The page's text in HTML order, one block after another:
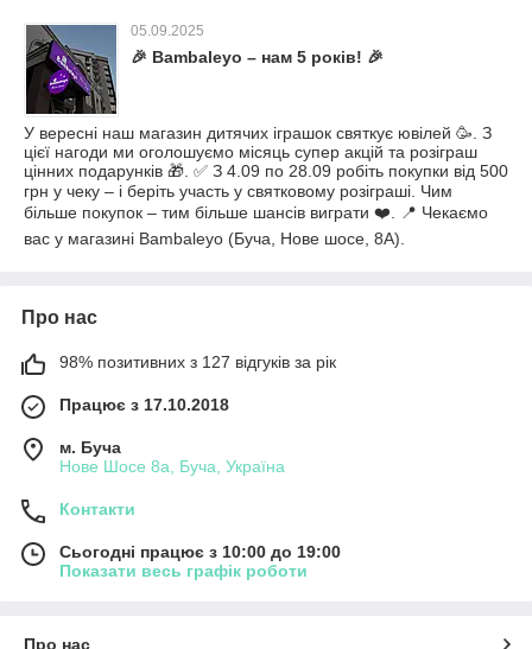
05.09.2025
🎉 Bambaleyo – нам 5 років! 🎉
У вересні наш магазин дитячих іграшок святкує ювілей 🥳. З
цієї нагоди ми оголошуємо місяць супер акцій та розіграш
цінних подарунків 🎁. ✅ З 4.09 по 28.09 робіть покупки від 500
грн у чеку – і беріть участь у святковому розіграші. Чим
більше покупок – тим більше шансів виграти ❤️. 📍 Чекаємо
вас у магазині Bambaleyo (Буча, Нове шосе, 8А).
Про нас
98% позитивних з 127 відгуків за рік
Працює з 17.10.2018
м. Буча
Нове Шосе 8а, Буча, Україна
Контакти
Сьогодні працює з 10:00 до 19:00
Показати весь графік роботи
Про нас